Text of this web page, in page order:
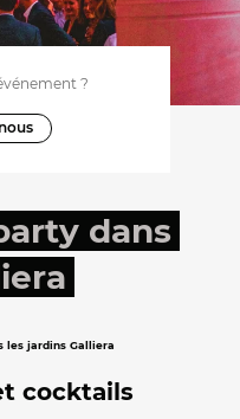
?
dans
les jardins Galliera
cocktails